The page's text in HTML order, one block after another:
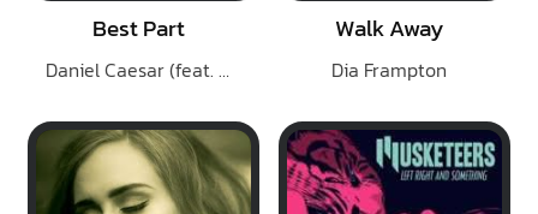
Best Part
Daniel Caesar (feat. H.E.R.)
Walk Away
Dia Frampton